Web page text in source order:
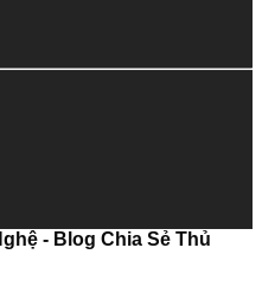
- Blog Chia Sẻ Thủ